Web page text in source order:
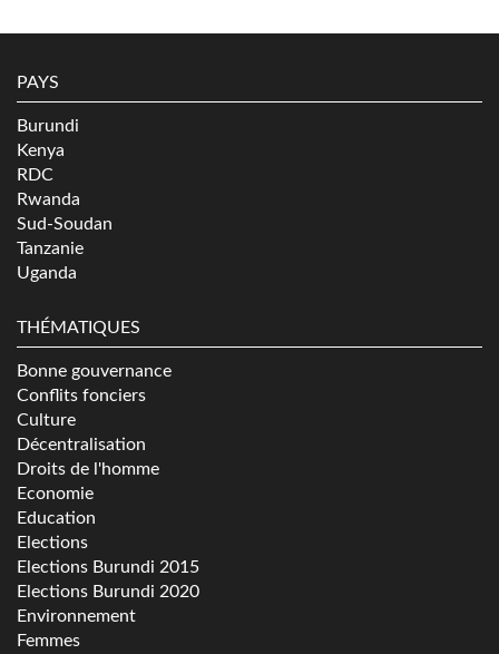
PAYS
Burundi
Kenya
RDC
Rwanda
Sud-Soudan
Tanzanie
Uganda
THÉMATIQUES
Bonne gouvernance
Conflits fonciers
Culture
Décentralisation
Droits de l'homme
Economie
Education
Elections
Elections Burundi 2015
Elections Burundi 2020
Environnement
Femmes